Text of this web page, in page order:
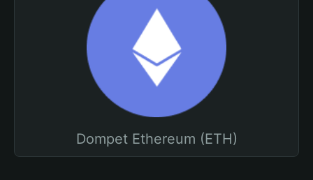
Dompet Ethereum (ETH)